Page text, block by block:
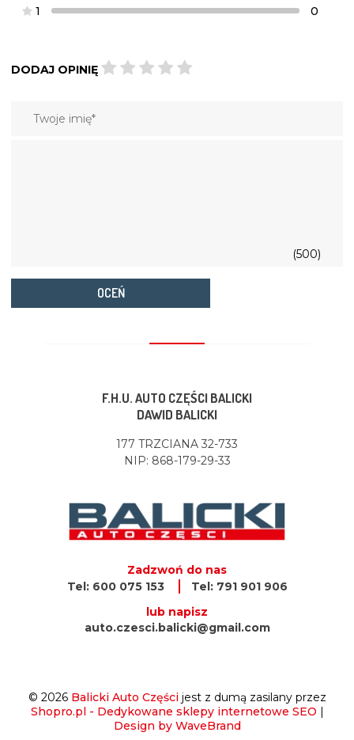
1 0
DODAJ OPINIĘ
(500)
OCEŃ
F.H.U. AUTO CZĘŚCI BALICKI
DAWID BALICKI
177 TRZCIANA 32-733
NIP: 868-179-29-33
Zadzwoń do nas
Tel: 600 075 153
Tel: 791 901 906
lub napisz
auto.czesci.balicki@gmail.com
© 2026 Balicki Auto Częścijest z dumą zasilany przez
Shopro.pl - Dedykowane sklepy internetowe SEO
Design by WaveBrand